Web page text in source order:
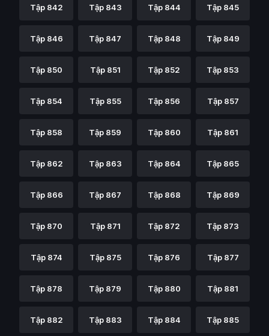
Tập 842 Tập 843 Tập 844 Tập 845
Tập 846 Tập 847 Tập 848 Tập 849
Tập 850 Tập 851 Tập 852 Tập 853
Tập 854 Tập 855 Tập 856 Tập 857
Tập 858 Tập 859 Tập 860 Tập 861
Tập 862 Tập 863 Tập 864 Tập 865
Tập 866 Tập 867 Tập 868 Tập 869
Tập 870 Tập 871 Tập 872 Tập 873
Tập 874 Tập 875 Tập 876 Tập 877
Tập 878 Tập 879 Tập 880 Tập 881
Tập 882 Tập 883 Tập 884 Tập 885